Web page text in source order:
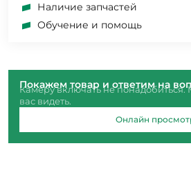
Наличие запчастей
Обучение и помощь
Покажем товар и ответим на
Камеру включать не
вас видеть.
Онлайн